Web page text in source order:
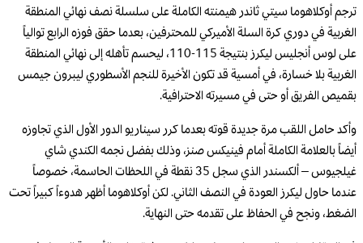
ترجم أوكلاهوما سيتي ثاندر هيمنته الكاملة على سلسلة نصف نهائي المنطقة
الغربية في دوري كرة السلة الأميركي للمحترفين، بعدما حقق فوزه الرابع توالياً
على لوس أنجليس ليكرز بنتيجة 115-110، ليحسم تأهله إلى نهائي المنطقة
الغربية بلا خسارة، في أمسية قد تكون الأخيرة للنجم الأسطوري ليبرون جيمس
بقميص الفريق أو حتى في مسيرته الاحترافية.
وأكد حامل اللقب مرة جديدة قوته بعدما كرر سيناريو الدور الأول الذي تجاوزه
أيضاً بالعلامة الكاملة أمام فينيكس صنز، وذلك بفضل نجمه الكندي شاي
غيلجيوس – ألكسندر الذي سجل 35 نقطة في اللحظات الحاسمة، خصوصاً
عندما حاول ليكرز العودة في النصف الثاني. لكن أوكلاهوما أظهر هدوءاً كبيراً تحت
الضغط، ونجح في الحفاظ على تقدمه حتى النهاية.